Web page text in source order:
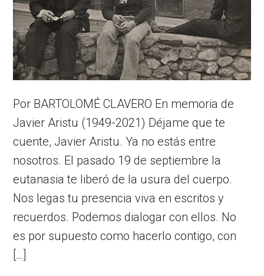
Por BARTOLOMÉ CLAVERO En memoria de
Javier Aristu (1949-2021) Déjame que te
cuente, Javier Aristu. Ya no estás entre
nosotros. El pasado 19 de septiembre la
eutanasia te liberó de la usura del cuerpo.
Nos legas tu presencia viva en escritos y
recuerdos. Podemos dialogar con ellos. No
es por supuesto como hacerlo contigo, con
[…]